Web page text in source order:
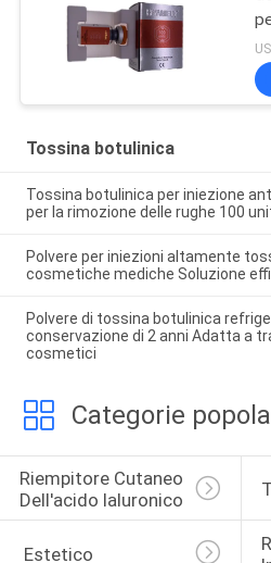
Tossina botulinica
Tossina botulinica per iniezione
per la rimozione delle rughe 100
Polvere per iniezioni altamente
cosmetiche mediche Soluzione
Polvere di tossina botulinica
conservazione di 2 anni Adatta a
cosmetici
Categorie
Riempitore Cutaneo
Dell'acido Ialuronico
Estetico